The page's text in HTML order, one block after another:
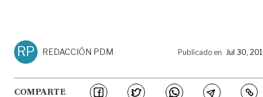
RP REDACCIÓN PDM Publicado en Jul 30,
COMPARTE